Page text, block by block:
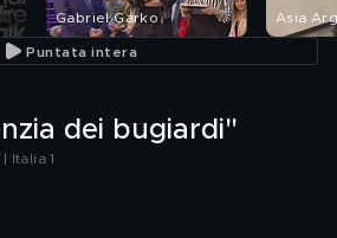
Gabriel Garko Asia
Puntata intera
dei bugiardi"
Italia 1